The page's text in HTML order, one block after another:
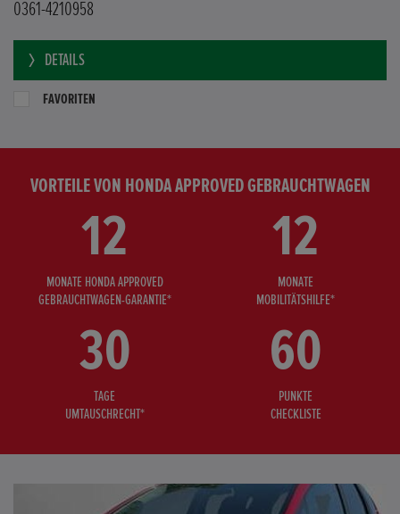
0361-4210958
DETAILS
FAVORITEN
VORTEILE VON HONDA APPROVED GEBRAUCHTWAGEN
12
MONATE HONDA APPROVED
GEBRAUCHTWAGEN-GARANTIE*
12
MONATE
MOBILITÄTSHILFE*
30
TAGE
UMTAUSCHRECHT*
60
PUNKTE
CHECKLISTE